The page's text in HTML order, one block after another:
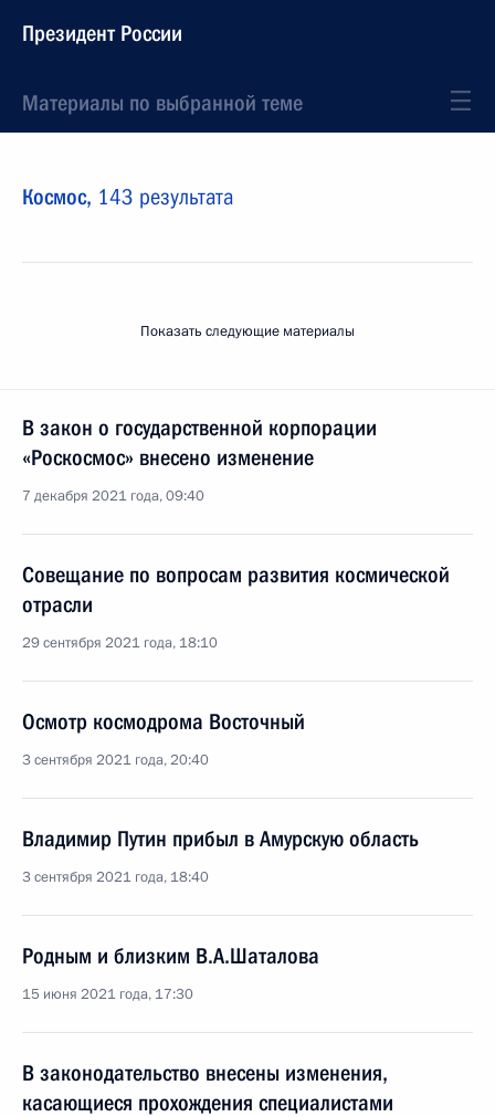
Президент России
Материалы по выбранной теме
Космос, 143 результата
Показать следующие материалы
В закон о государственной корпорации
«Роскосмос» внесено изменение
7 декабря 2021 года, 09:40
Совещание по вопросам развития космической
отрасли
29 сентября 2021 года, 18:10
Осмотр космодрома Восточный
3 сентября 2021 года, 20:40
Владимир Путин прибыл в Амурскую область
3 сентября 2021 года, 18:40
Родным и близким В.А.Шаталова
15 июня 2021 года, 17:30
В законодательство внесены изменения,
касающиеся прохождения специалистами